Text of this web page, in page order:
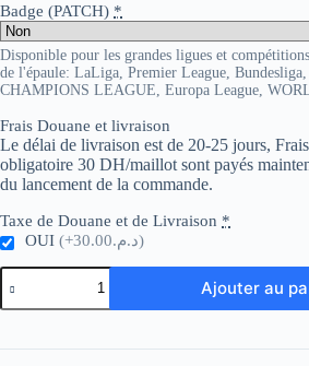
Badge (PATCH) *
Disponible pour les grandes ligues et
de l'épaule: LaLiga, Premier League,
CHAMPIONS LEAGUE, Europa League,
Frais Douane et livraison
Le délai de livraison est de 20-25 jours,
obligatoire 30 DH/maillot sont payés
du lancement de la commande.
Taxe de Douane et de Livraison *
OUI
(+د.م.30.00)
quantité
de
Italie
retro
Ajouter au